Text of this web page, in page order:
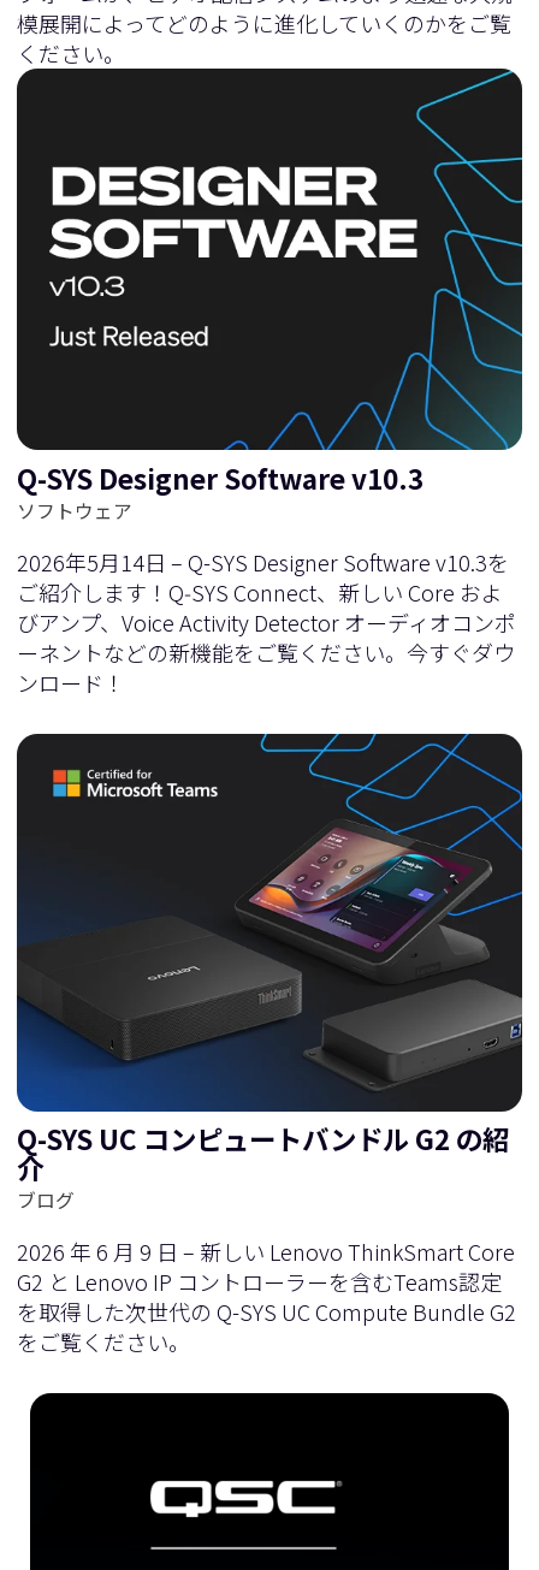
模展開によってどのように進化していくのかをご覧
ください。
Q-SYS Designer Software v10.3
ソフトウェア
2026年5月14日 – Q-SYS Designer Software v10.3を
ご紹介します！Q‑SYS Connect、新しい Core およ
びアンプ、Voice Activity Detector オーディオコンポ
ーネントなどの新機能をご覧ください。今すぐダウ
ンロード！
Q-SYS UC コンピュートバンドル G2 の紹
介
ブログ
2026 年 6 月 9 日 – 新しい Lenovo ThinkSmart Core
G2 と Lenovo IP コントローラーを含むTeams認定
を取得した次世代の Q-SYS UC Compute Bundle G2
をご覧ください。